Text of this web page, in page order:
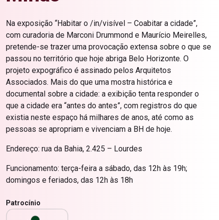
Na exposição “Habitar o /in/visível – Coabitar a cidade”,
com curadoria de Marconi Drummond e Maurício Meirelles,
pretende-se trazer uma provocação extensa sobre o que se
passou no território que hoje abriga Belo Horizonte. O
projeto expográfico é assinado pelos Arquitetos
Associados. Mais do que uma mostra histórica e
documental sobre a cidade: a exibição tenta responder o
que a cidade era “antes do antes”, com registros do que
existia neste espaço há milhares de anos, até como as
pessoas se apropriam e vivenciam a BH de hoje.
Endereço: rua da Bahia, 2.425 – Lourdes
Funcionamento: terça-feira a sábado, das 12h às 19h;
domingos e feriados, das 12h às 18h
Patrocínio